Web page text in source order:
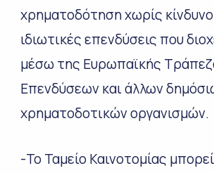
χρηματοδότηση χωρίς
ιδιωτικές επενδύσεις που
μέσω της Ευρωπαϊκής
Επενδύσεων και άλλων
χρηματοδοτικών οργανισμών.
-Το Ταμείο Καινοτομίας